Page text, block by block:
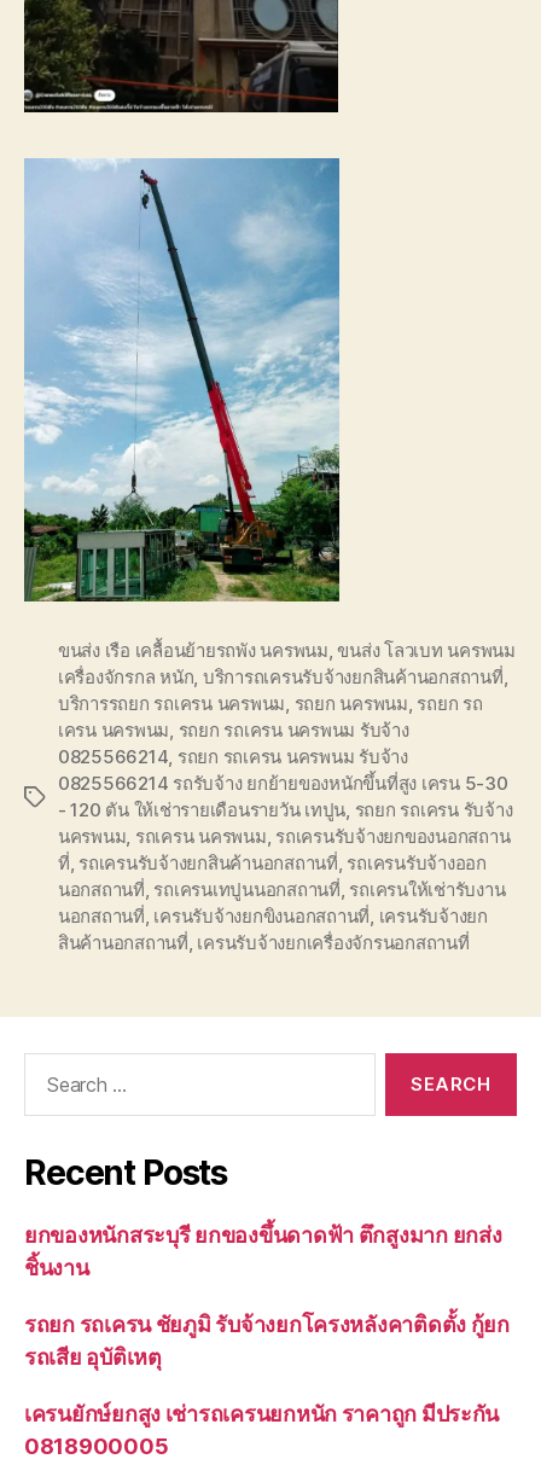
Tags
ขนส่ง เรือ เคลื้อนย้ายรถพัง นครพนม,ขนส่ง โลวเบท นครพนม
เครื่องจักรกล หนัก, บริการถเครนรับจ้างยกสินค้านอกสถานที่,
บริการรถยก รถเครน นครพนม, รถยก นครพนม, รถยก รถ
เครน นครพนม, รถยก รถเครน นครพนม รับจ้าง
0825566214, รถยก รถเครน นครพนม รับจ้าง
0825566214 รถรับจ้าง ยกย้ายของหนักขึ้นที่สูง เครน 5-30
- 120 ตัน ให้เช่ารายเดือนรายวัน เทปูน, รถยก รถเครน รับจ้าง
นครพนม, รถเครน นครพนม, รถเครนรับจ้างยกของนอกสถาน
ที่, รถเครนรับจ้างยกสินค้านอกสถานที่, รถเครนรับจ้างออก
นอกสถานที่, รถเครนเทปูนนอกสถานที่, รถเครนให้เช่ารับงาน
นอกสถานที่, เครนรับจ้างยกขิงนอกสถานที่, เครนรับจ้างยก
สินค้านอกสถานที่, เครนรับจ้างยกเครื่องจักรนอกสถานที่
Recent Posts
ยกของหนักสระบุรี ยกของขึ้นดาดฟ้า ตึกสูงมาก ยกส่ง
ชิ้นงาน
รถยก รถเครน ชัยภูมิ รับจ้างยกโครงหลังคาติดตั้ง กู้ยก
รถเสีย อุบัติเหตุ
เครนยักษ์ยกสูง เช่ารถเครนยกหนัก ราคาถูก มีประกัน
0818900005